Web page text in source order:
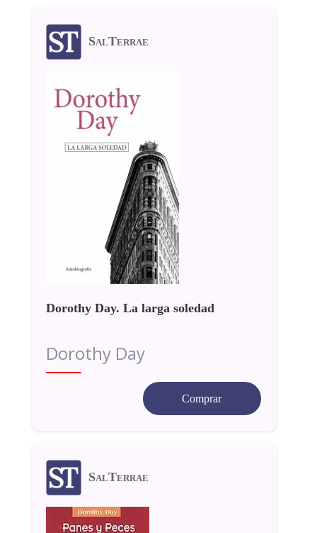
SalTerrae
Dorothy Day. La larga soledad
Dorothy Day
Comprar
SalTerrae